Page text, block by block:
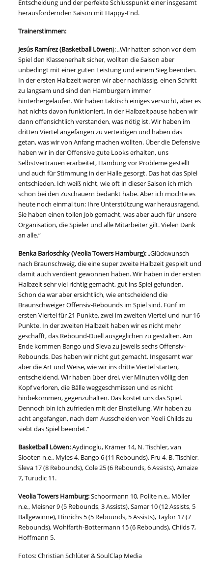
Entscheidung und der perfekte Schlusspunkt einer insgesamt
herausfordernden Saison mit Happy-End.
Trainerstimmen:
Jesús Ramírez (Basketball Löwen): „Wir hatten schon vor dem
Spiel den Klassenerhalt sicher, wollten die Saison aber
unbedingt mit einer guten Leistung und einem Sieg beenden.
In der ersten Halbzeit waren wir aber nachlässig, einen Schritt
zu langsam und sind den Hamburgern immer
hinterhergelaufen. Wir haben taktisch einiges versucht, aber es
hat nichts davon funktioniert. In der Halbzeitpause haben wir
dann offensichtlich verstanden, was nötig ist. Wir haben im
dritten Viertel angefangen zu verteidigen und haben das
getan, was wir von Anfang machen wollten. Über die Defensive
haben wir in der Offensive gute Looks erhalten, uns
Selbstvertrauen erarbeitet, Hamburg vor Probleme gestellt
und auch für Stimmung in der Halle gesorgt. Das hat das Spiel
entschieden. Ich weiß nicht, wie oft in dieser Saison ich mich
schon bei den Zuschauern bedankt habe. Aber ich möchte es
heute noch einmal tun: Ihre Unterstützung war herausragend.
Sie haben einen tollen Job gemacht, was aber auch für unsere
Organisation, die Spieler und alle Mitarbeiter gilt. Vielen Dank
an alle.“
Benka Barloschky (Veolia Towers Hamburg):„Glückwunsch
nach Braunschweig, die eine super zweite Halbzeit gespielt und
damit auch verdient gewonnen haben. Wir haben in der ersten
Halbzeit sehr viel richtig gemacht, gut ins Spiel gefunden.
Schon da war aber ersichtlich, wie entscheidend die
Braunschweiger Offensiv-Rebounds im Spiel sind. Fünf im
ersten Viertel für 21 Punkte, zwei im zweiten Viertel und nur 16
Punkte. In der zweiten Halbzeit haben wir es nicht mehr
geschafft, das Rebound-Duell ausgeglichen zu gestalten. Am
Ende kommen Bango und Sleva zu jeweils sechs Offensiv-
Rebounds. Das haben wir nicht gut gemacht. Insgesamt war
aber die Art und Weise, wie wir ins dritte Viertel starten,
entscheidend. Wir haben über drei, vier Minuten völlig den
Kopf verloren, die Bälle weggeschmissen und es nicht
hinbekommen, gegenzuhalten. Das kostet uns das Spiel.
Dennoch bin ich zufrieden mit der Einstellung. Wir haben zu
acht angefangen, nach dem Ausscheiden von Yoeli Childs zu
siebt das Spiel beendet.“
Basketball Löwen:Aydinoglu, Krämer 14, N. Tischler, van
Slooten n.e., Myles 4, Bango 6 (11 Rebounds), Fru 4, B. Tischler,
Sleva 17 (8 Rebounds), Cole 25 (6 Rebounds, 6 Assists), Amaize
7, Turudic 11.
Veolia Towers Hamburg:Schoormann 10, Polite n.e., Möller
n.e., Meisner 9 (5 Rebounds, 3 Assists), Samar 10 (12 Assists, 5
Ballgewinne), Hinrichs 5 (5 Rebounds, 5 Assists), Taylor 17 (7
Rebounds), Wohlfarth-Bottermann 15 (6 Rebounds), Childs 7,
Hoffmann 5.
Fotos: Christian Schlüter & SoulClap Media